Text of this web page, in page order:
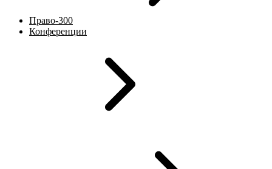
Право-300
Конференции